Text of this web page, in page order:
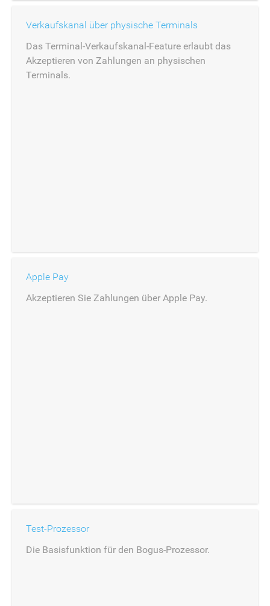
Verkaufskanal über physische Terminals
Das Terminal-Verkaufskanal-Feature erlaubt das
Akzeptieren von Zahlungen an physischen
Terminals.
Apple Pay
Akzeptieren Sie Zahlungen über Apple Pay.
Test-Prozessor
Die Basisfunktion für den Bogus-Prozessor.